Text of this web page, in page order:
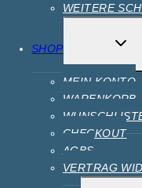
WEITERE
SHOP
MEIN KONTO
WARENKORB
CHECKOUT
AGBS
VERTRAG